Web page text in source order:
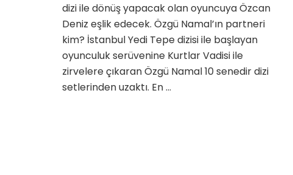
yeni
dizisi
ve
kim?
için
dizi ile dönüş yapacak olan oyuncuya Özcan
Deniz eşlik edecek. Özgü Namal’ın partneri
kim? İstanbul Yedi Tepe dizisi ile başlayan
oyunculuk serüvenine Kurtlar Vadisi ile
zirvelere çıkaran Özgü Namal 10 senedir dizi
setlerinden uzaktı. En …